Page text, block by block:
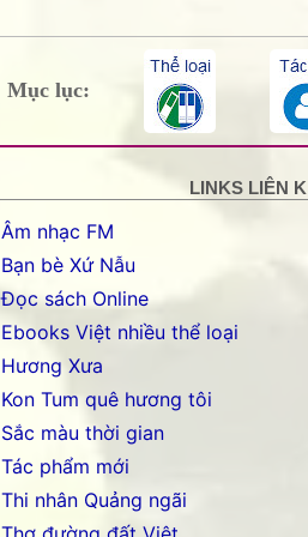
Mục lục:
LINKS LIÊN
Âm nhạc FM
Bạn bè Xứ Nẫu
Đọc sách Online
Ebooks Việt nhiều thể loại
Hương Xưa
Kon Tum quê hương tôi
Sắc màu thời gian
Tác phẩm mới
Thi nhân Quảng ngãi